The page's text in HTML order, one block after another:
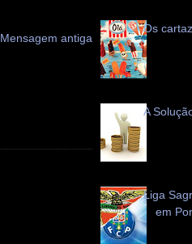
Mensagem antiga
Os
A
Liga
em